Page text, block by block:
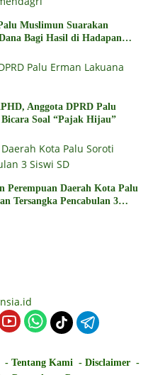
Muslimun Suarakan
Bagi Hasil di Hadapan
Anggota DPRD Palu
Soal “Pajak Hijau”
Perempuan Daerah Kota Palu
Tersangka Pencabulan 3
Tentang Kami
Disclaimer